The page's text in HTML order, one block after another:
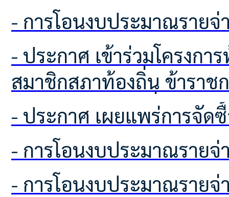
- การโอนงบประมาณรา
- ประกาศ เข้าร่วมโครงการท้องถิ่นโปร่งใส ไร้ยาเสพติด ของคณะผู้บริหารท้องถิ่น
สมาชิกสภาท้องถิ่น ข้าราช
ปกครองส่วนท้องถิ่นทุกปร
บริหารส่วนตำบลโคกเพลา
ป้องกันยาเสพติด
- ประกาศ เผยแพ
- การโอนงบประมาณรา
- การโอนงบประมาณรา